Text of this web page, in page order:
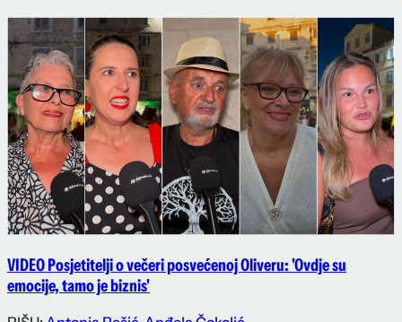
VIDEO Posjetitelji o večeri posvećenoj Oliveru: 'Ovdje su
emocije, tamo je biznis'